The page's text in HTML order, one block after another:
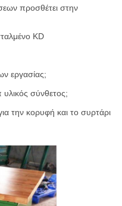
προσθέτει στην
KD
εργασίας;
σύνθετος;
την κορυφή και το συρτάρι